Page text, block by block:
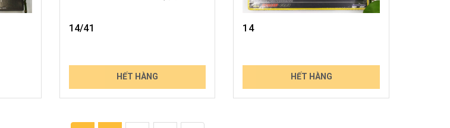
14/41
HẾT HÀNG
14
HẾT HÀNG